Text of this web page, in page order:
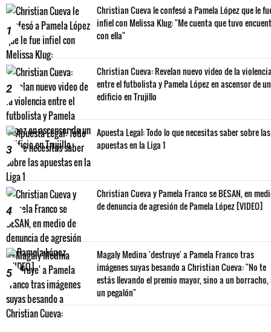
1
Christian Cueva le confesó a Pamela López que le
infiel con Melissa Klug: "Me cuenta que tuvo
con ella"
2
Christian Cueva: Revelan nuevo video de la
entre el futbolista y Pamela López en ascensor de un
edificio en Trujillo
3
Apuesta Legal: Todo lo que necesitas saber sobre las
apuestas en la Liga 1
4
Christian Cueva y Pamela Franco se BESAN, en
de denuncia de agresión de Pamela López [VIDEO]
5
Magaly Medina 'destruye' a Pamela Franco tras
imágenes suyas besando a Christian Cueva: "No te
estás llevando el premio mayor, sino a un borracho,
un pegalón"